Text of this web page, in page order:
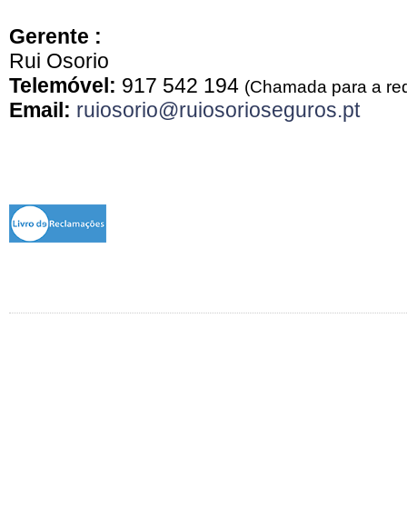
Gerente :
Rui Osorio
Telemóvel: 917 542 194 (Chamada para a
Email: ruiosorio@ruiosorioseguros.pt